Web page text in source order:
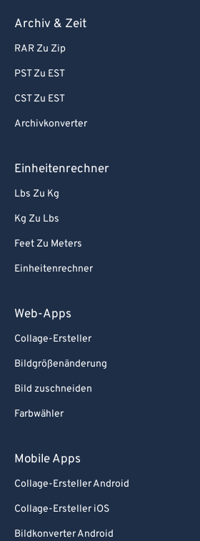
Archiv & Zeit
RAR Zu Zip
PST Zu EST
CST Zu EST
Archivkonverter
Einheitenrechner
Lbs Zu Kg
Kg Zu Lbs
Feet Zu Meters
Einheitenrechner
Web-Apps
Collage-Ersteller
Bildgrößenänderung
Bild zuschneiden
Farbwähler
Mobile Apps
Collage-Ersteller Android
Collage-Ersteller iOS
Bildkonverter Android